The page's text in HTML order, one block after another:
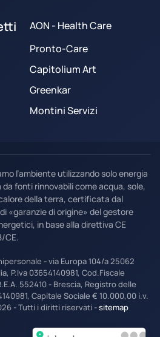
AON - Health Care
Pronto-Care
Capitolium Art
Greenkar
Montini Servizi
l’ambiente utilizzando solo energia
fonti rinnovabili come acqua, sole,
della terra, certificata dal
«garanzie di origine» del gestore
in base alla direttiva CE
CE.
- via Europa 104/a 25062
P.Iva 03654140981, Cod.Fiscale
552410 - Brescia, Registro delle
Capitale Sociale € 10.000,00 i.v.
- Tutti i diritti riservati -sitemap